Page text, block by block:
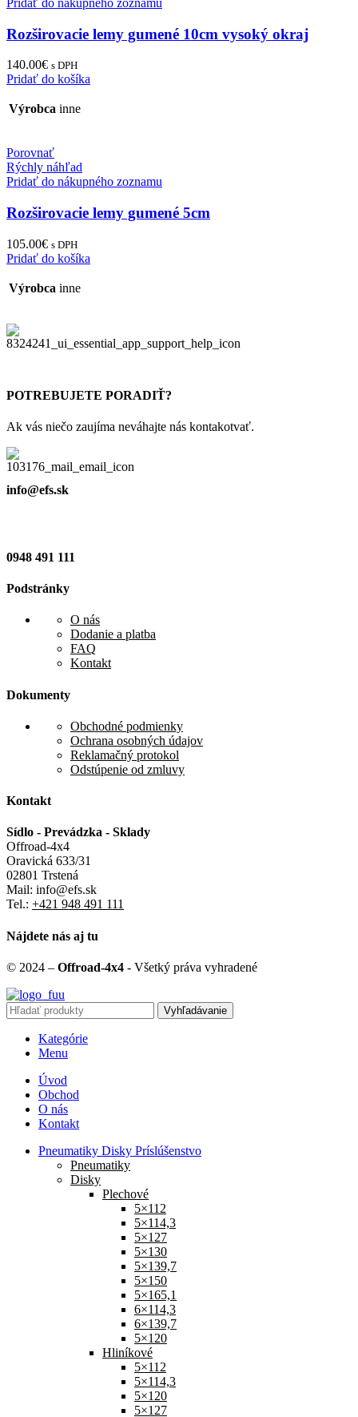
Pridať do nákupného zoznamu
Rozširovacie lemy gumené 10cm vysoký okraj
140.00€ s DPH
Pridať do košíka
Výrobca inne
Porovnať
Rýchly náhľad
Pridať do nákupného zoznamu
Rozširovacie lemy gumené 5cm
105.00€ s DPH
Pridať do košíka
Výrobca inne
POTREBUJETE PORADIŤ?
Ak vás niečo zaujíma neváhajte nás kontakotvať.
info@efs.sk
0948 491 111
Podstránky
O nás
Dodanie a platba
FAQ
Kontakt
Dokumenty
Obchodné podmienky
Ochrana osobných údajov
Reklamačný protokol
Odstúpenie od zmluvy
Kontakt
Sídlo - Prevádzka - Sklady
Offroad-4x4
Oravická 633/31
02801 Trstená
Mail: info@efs.sk
Tel.: +421 948 491 111
Nájdete nás aj tu
© 2024 – Offroad-4x4 - Všetký práva vyhradené
Vyhľadávanie
Kategórie
Menu
Úvod
Obchod
O nás
Kontakt
Pneumatiky Disky Príslúšenstvo
Pneumatiky
Disky
Plechové
5×112
5×114,3
5×127
5×130
5×139,7
5×150
5×165,1
6×114,3
6×139,7
5×120
Hliníkové
5×112
5×114,3
5×120
5×127